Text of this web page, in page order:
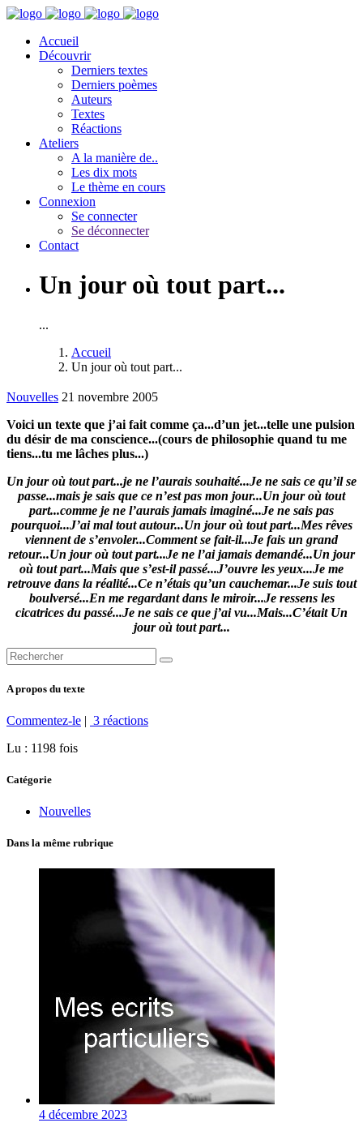
Accueil
Découvrir
Derniers textes
Derniers poèmes
Auteurs
Textes
Réactions
Ateliers
A la manière de..
Les dix mots
Le thème en cours
Connexion
Se connecter
Se déconnecter
Contact
Un jour où tout part...
...
Accueil
Un jour où tout part...
Nouvelles 21 novembre 2005
Voici un texte que j’ai fait comme ça...d’un jet...telle une pulsion
du désir de ma conscience...(cours de philosophie quand tu me
tiens...tu me lâches plus...)
Un jour où tout part...je ne l’aurais souhaité...Je ne sais ce qu’il se
passe...mais je sais que ce n’est pas mon jour...Un jour où tout
part...comme je ne l’aurais jamais imaginé...Je ne sais pas
pourquoi...J’ai mal tout autour...Un jour où tout part...Mes rêves
viennent de s’envoler...Comment se fait-il...Je fais un grand
retour...Un jour où tout part...Je ne l’ai jamais demandé...Un jour
où tout part...Mais que s’est-il passé...J’ouvre les yeux...Je me
retrouve dans la réalité...Ce n’étais qu’un cauchemar...Je suis tout
boulversé...En me regardant dans le miroir...Je ressens les
cicatrices du passé...Je ne sais ce que j’ai vu...Mais...C’était Un
jour où tout part...
A propos du texte
Commentez-le | 3 réactions
Lu : 1198 fois
Catégorie
Nouvelles
Dans la même rubrique
4 décembre 2023